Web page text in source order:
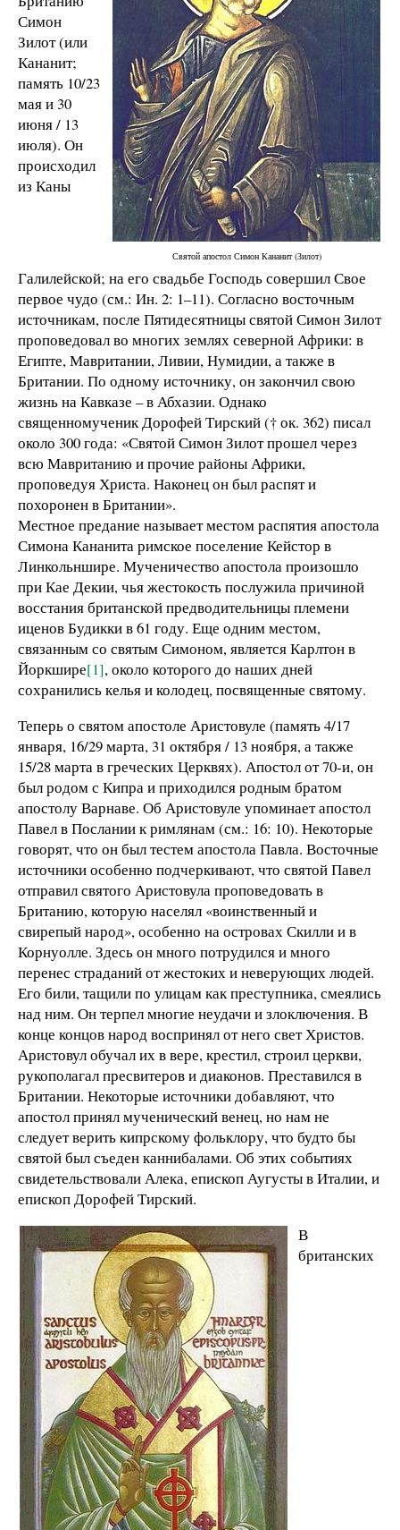
Святой апостол Симон Кананит (Зилот)
Симон
Зилот (или
Кананит;
память 10/23
мая и 30
июня / 13
июля). Он
происходил
из Каны
Галилейской; на его свадьбе Господь совершил Свое
первое чудо (см.: Ин. 2: 1–11). Согласно восточным
источникам, после Пятидесятницы святой Симон Зилот
проповедовал во многих землях северной Африки: в
Египте, Мавритании, Ливии, Нумидии, а также в
Британии. По одному источнику, он закончил свою
жизнь на Кавказе – в Абхазии. Однако
священномученик Дорофей Тирский († ок. 362) писал
около 300 года: «Святой Симон Зилот прошел через
всю Мавританию и прочие районы Африки,
проповедуя Христа. Наконец он был распят и
похоронен в Британии».
Местное предание называет местом распятия апостола
Симона Кананита римское поселение Кейстор в
Линкольншире. Мученичество апостола произошло
при Кае Декии, чья жестокость послужила причиной
восстания британской предводительницы племени
иценов Будикки в 61 году. Еще одним местом,
связанным со святым Симоном, является Карлтон в
Йоркшире[1], около которого до наших дней
сохранились келья и колодец, посвященные святому.
Теперь о святом апостоле Аристовуле (память 4/17
января, 16/29 марта, 31 октября / 13 ноября, а также
15/28 марта в греческих Церквях). Апостол от 70-и, он
был родом с Кипра и приходился родным братом
апостолу Варнаве. Об Аристовуле упоминает апостол
Павел в Послании к римлянам (см.: 16: 10). Некоторые
говорят, что он был тестем апостола Павла. Восточные
источники особенно подчеркивают, что святой Павел
отправил святого Аристовула проповедовать в
Британию, которую населял «воинственный и
свирепый народ», особенно на островах Скилли и в
Корнуолле. Здесь он много потрудился и много
перенес страданий от жестоких и неверующих людей.
Его били, тащили по улицам как преступника, смеялись
над ним. Он терпел многие неудачи и злоключения. В
конце концов народ воспринял от него свет Христов.
Аристовул обучал их в вере, крестил, строил церкви,
рукополагал пресвитеров и диаконов. Преставился в
Британии. Некоторые источники добавляют, что
апостол принял мученический венец, но нам не
следует верить кипрскому фольклору, что будто бы
святой был съеден каннибалами. Об этих событиях
свидетельствовали Алека, епископ Аугусты в Италии, и
епископ Дорофей Тирский.
В
британских